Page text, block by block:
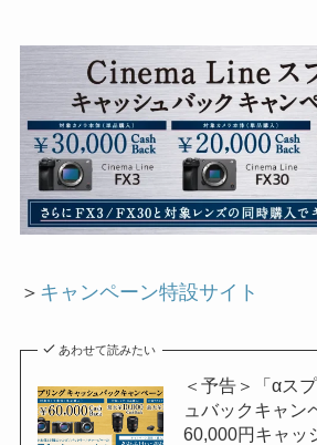
＞ キャンペーン特設サイト
あわせて読みたい
＜予告＞「αス
ュバックキャン
60,000円キャッ